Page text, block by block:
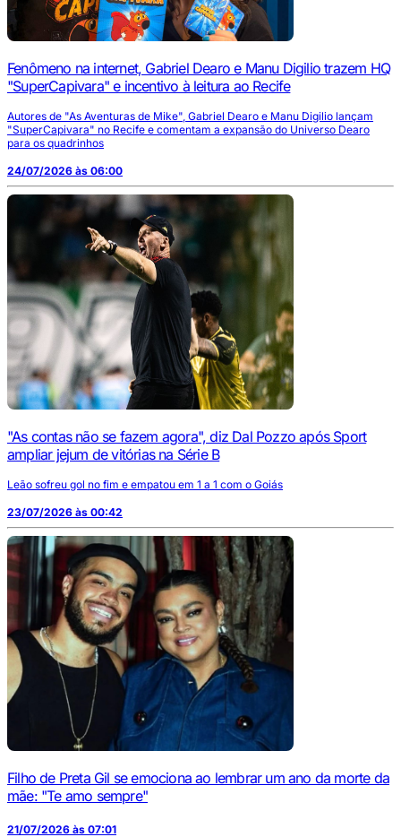
Fenômeno na internet, Gabriel Dearo e Manu Digilio trazem HQ
"SuperCapivara" e incentivo à leitura ao Recife
Autores de "As Aventuras de Mike", Gabriel Dearo e Manu Digilio lançam
"SuperCapivara" no Recife e comentam a expansão do Universo Dearo
para os quadrinhos
24/07/2026 às 06:00
"As contas não se fazem agora", diz Dal Pozzo após Sport
ampliar jejum de vitórias na Série B
Leão sofreu gol no fim e empatou em 1 a 1 com o Goiás
23/07/2026 às 00:42
Filho de Preta Gil se emociona ao lembrar um ano da morte da
mãe: "Te amo sempre"
21/07/2026 às 07:01